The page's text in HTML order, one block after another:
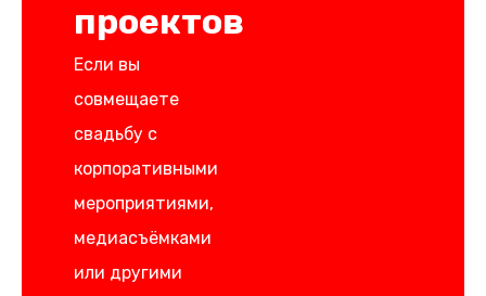
проектов
Если вы
совмещаете
свадьбу с
корпоративными
мероприятиями,
медиасъёмками
или другими